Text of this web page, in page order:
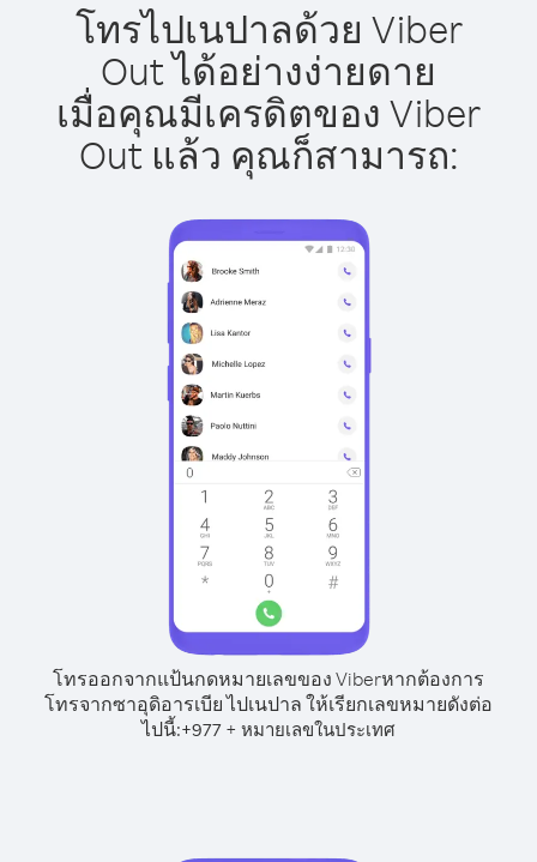
โทรไปเนปาลด้วย Viber
Out ได้อย่างง่ายดาย
เมื่อคุณมีเครดิตของ Viber
Out แล้ว คุณก็สามารถ:
โทรออกจากแป้นกดหมายเลขของ Viberหากต้องการ
โทรจากซาอุดิอารเบีย ไปเนปาล ให้เรียกเลขหมายดังต่อ
ไปนี้:+977 + หมายเลขในประเทศ